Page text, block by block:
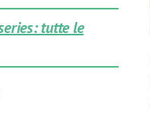
tutte le